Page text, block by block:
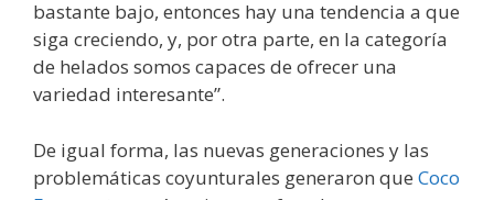
bastante bajo, entonces hay una tendencia a que
siga creciendo, y, por otra parte, en la categoría
de helados somos capaces de ofrecer una
variedad interesante”.
De igual forma, las nuevas generaciones y las
problemáticas coyunturales generaron que Coco